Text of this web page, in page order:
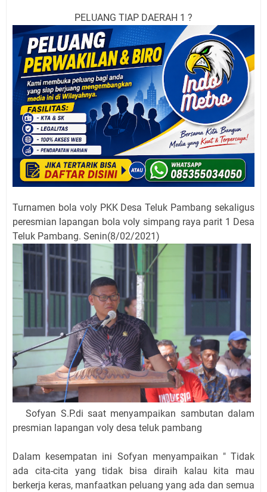
PELUANG TIAP DAERAH 1 ?
Turnamen bola voly PKK Desa Teluk Pambang sekaligus
peresmian lapangan bola voly simpang raya parit 1 Desa
Teluk Pambang. Senin(8/02/2021)
Sofyan S.P.di saat menyampaikan sambutan dalam
presmian lapangan voly desa teluk pambang
Dalam kesempatan ini Sofyan menyampaikan " Tidak
ada cita-cita yang tidak bisa diraih kalau kita mau
berkerja keras, manfaatkan peluang yang ada dan semua